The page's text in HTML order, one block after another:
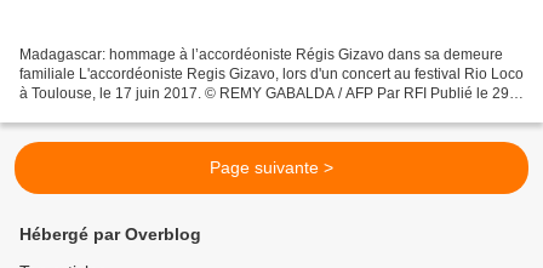
Madagascar: hommage à l’accordéoniste Régis Gizavo dans sa demeure
familiale L'accordéoniste Regis Gizavo, lors d'un concert au festival Rio Loco
à Toulouse, le 17 juin 2017. © REMY GABALDA / AFP Par RFI Publié le 29-
Page suivante >
Hébergé par Overblog